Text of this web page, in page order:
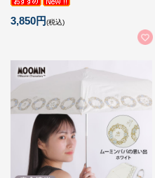
3,850円(税込)